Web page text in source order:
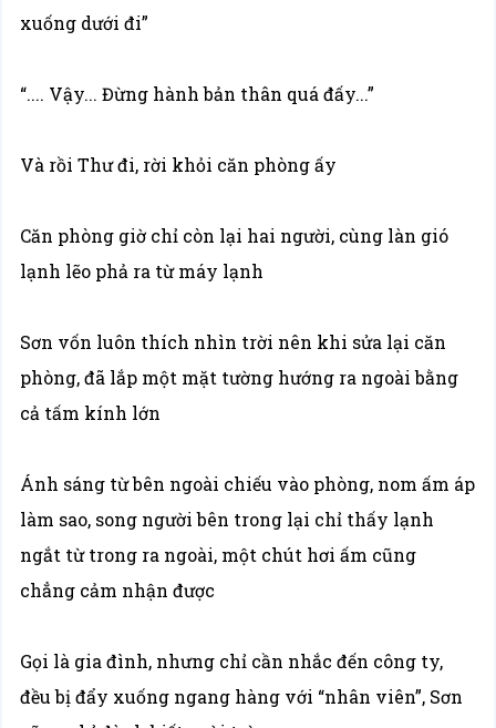
xuống dưới đi”
“.... Vậy... Đừng hành bản thân quá đấy...”
Và rồi Thư đi, rời khỏi căn phòng ấy
Căn phòng giờ chỉ còn lại hai người, cùng làn gió
lạnh lẽo phả ra từ máy lạnh
Sơn vốn luôn thích nhìn trời nên khi sửa lại căn
phòng, đã lắp một mặt tường hướng ra ngoài bằng
cả tấm kính lớn
Ánh sáng từ bên ngoài chiếu vào phòng, nom ấm áp
làm sao, song người bên trong lại chỉ thấy lạnh
ngắt từ trong ra ngoài, một chút hơi ấm cũng
chẳng cảm nhận được
Gọi là gia đình, nhưng chỉ cần nhắc đến công ty,
đều bị đẩy xuống ngang hàng với “nhân viên”, Sơn